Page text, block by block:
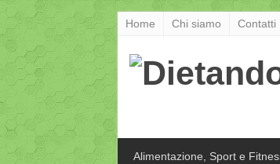
Home Chi siamo Contatti
Alimentazione, Sport e